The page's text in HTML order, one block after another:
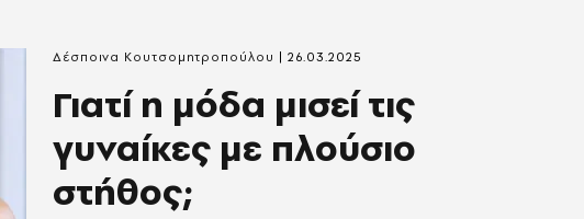
Γιατί η μόδα μισεί τις
γυναίκες με πλούσιο
στήθος;
Δέσποινα Κουτσομητροπούλου 26.03.2025